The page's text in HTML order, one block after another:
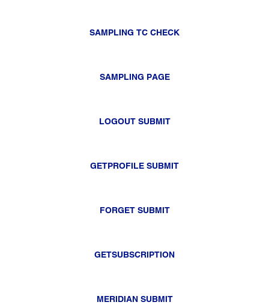
SAMPLING TC CHECK
SAMPLING PAGE
LOGOUT SUBMIT
GETPROFILE SUBMIT
FORGET SUBMIT
GETSUBSCRIPTION
MERIDIAN SUBMIT